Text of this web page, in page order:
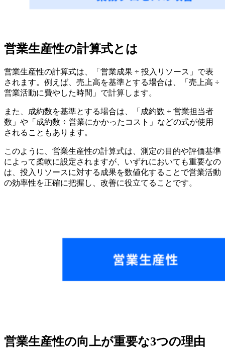
営業生産性の計算式とは
営業生産性の計算式は、「営業成果 ÷ 投入リソース」で表
されます。例えば、売上高を基準とする場合は、「売上高 ÷
営業活動に費やした時間」で計算します。
また、成約数を基準とする場合は、「成約数 ÷ 営業担当者
数」や「成約数 ÷ 営業にかかったコスト」などの式が使用
されることもあります。
このように、営業生産性の計算式は、測定の目的や評価基準
によって柔軟に設定されますが、いずれにおいても重要なの
は、投入リソースに対する成果を数値化することで営業活動
の効率性を正確に把握し、改善に役立てることです。
営業生産性の向上が重要な3つの理由